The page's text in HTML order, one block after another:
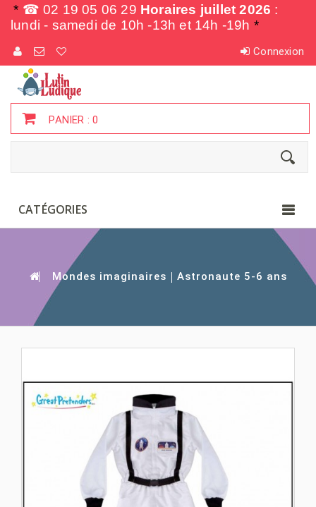
* ☎ 02 19 05 06 29 Horaires juillet 2026 :
lundi - samedi de 10h -13h et 14h -19h *
Connexion
PANIER :0
CATÉGORIES
Mondes imaginaires Astronaute 5-6 ans